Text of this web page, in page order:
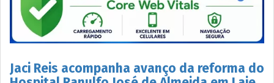
Jaci Reis acompanha avanço da reforma do